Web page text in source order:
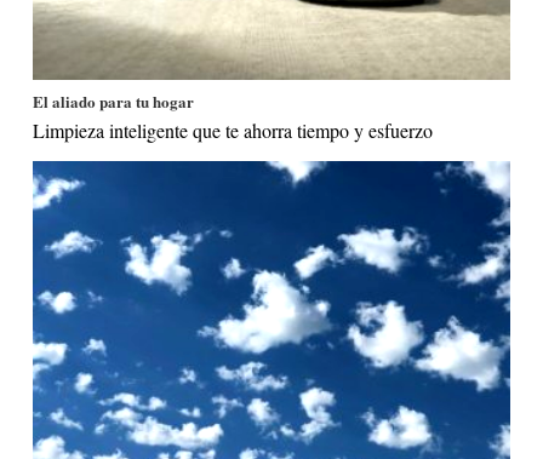
El aliado para tu hogar
Limpieza inteligente que te ahorra tiempo y esfuerzo